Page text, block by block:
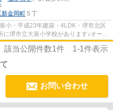
新金岡町 ５丁
小・平成23年建築・4LDK・堺市北区
に堺市立大泉小学校があります♪オープ
のある外...
該当公開件数1件 1-1件表示
お問い合わせ